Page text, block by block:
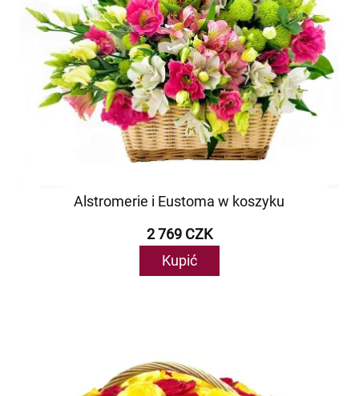
Alstromerie i Eustoma w koszyku
2 769 CZK
Kupić